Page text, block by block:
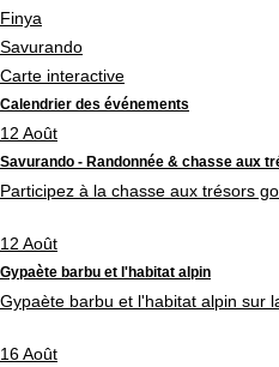
Finya
Savurando
Carte interactive
Calendrier des événements
12 Août
Savurando - Randonnée & chasse aux
Participez à la chasse aux trésors
12 Août
Gypaète barbu et l'habitat alpin
Gypaète barbu et l'habitat alpin sur
16Août